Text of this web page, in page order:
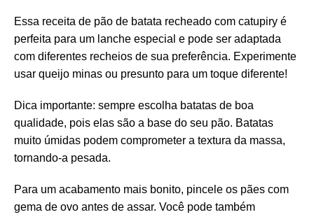
Essa receita de pão de batata recheado com catupiry é
perfeita para um lanche especial e pode ser adaptada
com diferentes recheios de sua preferência. Experimente
usar queijo minas ou presunto para um toque diferente!
Dica importante: sempre escolha batatas de boa
qualidade, pois elas são a base do seu pão. Batatas
muito úmidas podem comprometer a textura da massa,
tornando-a pesada.
Para um acabamento mais bonito, pincele os pães com
gema de ovo antes de assar. Você pode também